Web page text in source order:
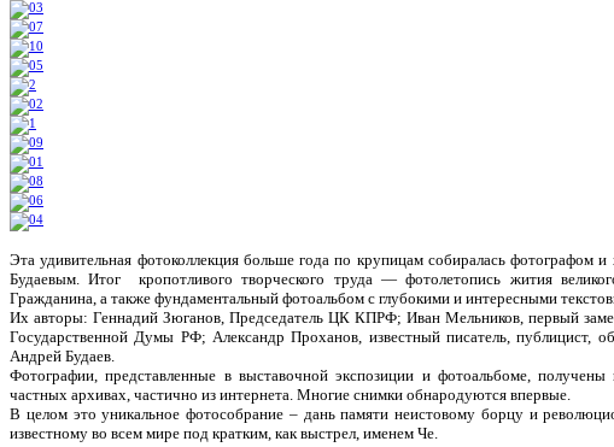
Эта удивительная фотоколлекция больше года по крупицам собиралась фотографом
Будаевым. Итог кропотливого творческого труда — фотолетопись жития
Гражданина, а также фундаментальный фотоальбом с глубокими и интересными
Их авторы: Геннадий Зюганов, Председатель ЦК КПРФ; Иван Мельников, первый
Государственной Думы РФ; Александр Проханов, известный писатель, публицист,
Андрей Будаев.
Фотографии, представленные в выставочной экспозиции и фотоальбоме, получены
частных архивах, частично из интернета. Многие снимки обнародуются впервые.
В целом это уникальное фотособрание – дань памяти неистовому борцу и
известному во всем мире под кратким, как выстрел, именем Че.